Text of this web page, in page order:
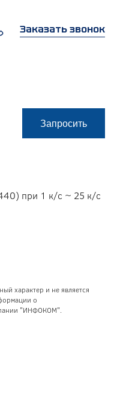
Заказать звонок
Запросить
при 1 к/с ~ 25 к/с
характер и не является
о
"ИНФОКОМ".